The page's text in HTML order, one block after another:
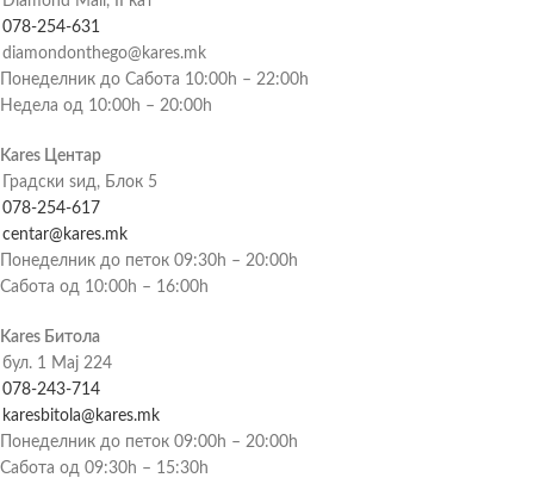
078-254-631
diamondonthego@kares.mk
Понеделник до Сабота 10:00h – 22:00h
Недела од 10:00h – 20:00h
Kares Центар
Градски ѕид, Блок 5
078-254-617
centar@kares.mk
Понеделник до петок 09:30h – 20:00h
Сабота од 10:00h – 16:00h
Kares Битола
бул. 1 Мај 224
078-243-714
karesbitola@kares.mk
Понеделник до петок 09:00h – 20:00h
Сабота од 09:30h – 15:30h